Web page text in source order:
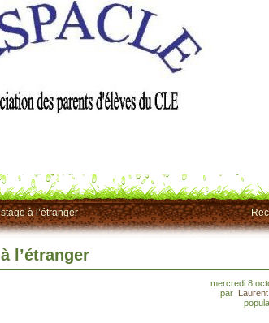
à l’étranger
l’étranger
mercredi 8
par